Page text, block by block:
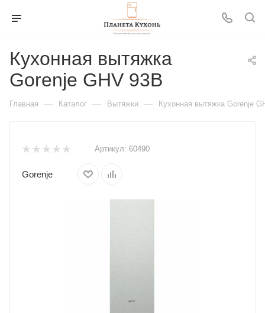
Кухонная вытяжка
Gorenje GHV 93B
Главная — Каталог — Вытяжки — Кухонная вытяжка Gorenje
Артикул: 60490
Gorenje